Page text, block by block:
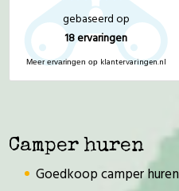
gebaseerd op
18ervaringen
Meer ervaringen op klantervaringen.nl
Camper huren
Goedkoop camper huren